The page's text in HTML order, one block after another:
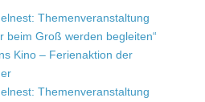
Themenveranstaltung
beim Groß werden begleiten“
Kino – Ferienaktion der
Themenveranstaltung